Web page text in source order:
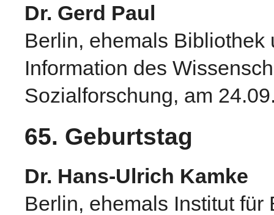
Dr. Gerd Paul
Berlin, ehemals
Information des
Sozialforschung, am
65. Geburtstag
Dr. Hans-Ulrich Kamke
Berlin, ehemals Institut für